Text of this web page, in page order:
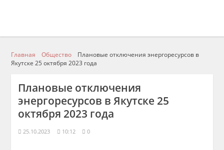
Главная Общество
Плановые отключения энергоресурсов в
Якутске 25 октября 2023 года
Плановые отключения
энергоресурсов в Якутске 25
октября 2023 года
25.10.2023 10:12 0